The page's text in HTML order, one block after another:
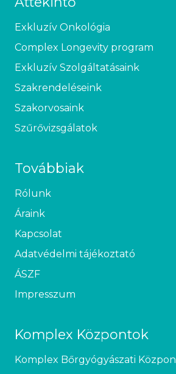
Exkluzív Onkológia
Complex Longevity program
Exkluzív Szolgáltatásaink
Szakrendeléseink
Szakorvosaink
Szűrővizsgálatok
Továbbiak
Rólunk
Áraink
Kapcsolat
Adatvédelmi tájékoztató
ÁSZF
Impresszum
Komplex Központok
Komplex Bőrgyógyászati